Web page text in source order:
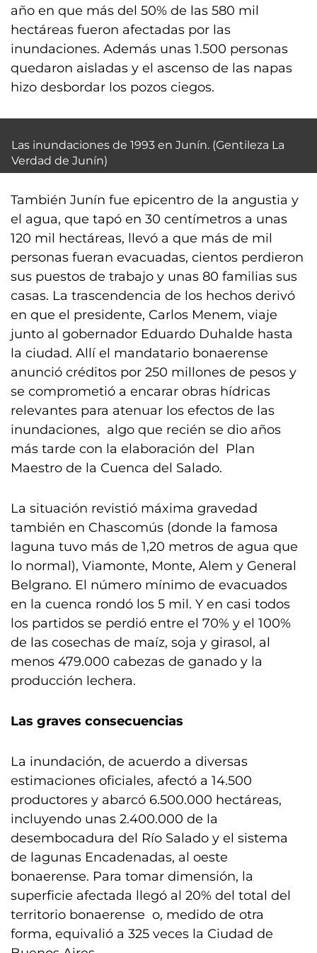
año en que más del 50% de las 580 mil
hectáreas fueron afectadas por las
inundaciones. Además unas 1.500 personas
quedaron aisladas y el ascenso de las napas
hizo desbordar los pozos ciegos.
Las inundaciones de 1993 en Junín. (Gentileza La
Verdad de Junín)
También Junín fue epicentro de la angustia y
el agua, que tapó en 30 centímetros a unas
120 mil hectáreas, llevó a que más de mil
personas fueran evacuadas, cientos perdieron
sus puestos de trabajo y unas 80 familias sus
casas. La trascendencia de los hechos derivó
en que el presidente, Carlos Menem, viaje
junto al gobernador Eduardo Duhalde hasta
la ciudad. Allí el mandatario bonaerense
anunció créditos por 250 millones de pesos y
se comprometió a encarar obras hídricas
relevantes para atenuar los efectos de las
inundaciones, algo que recién se dio años
más tarde con la elaboración del Plan
Maestro de la Cuenca del Salado.
La situación revistió máxima gravedad
también en Chascomús (donde la famosa
laguna tuvo más de 1,20 metros de agua que
lo normal), Viamonte, Monte, Alem y General
Belgrano. El número mínimo de evacuados
en la cuenca rondó los 5 mil. Y en casi todos
los partidos se perdió entre el 70% y el 100%
de las cosechas de maíz, soja y girasol, al
menos 479.000 cabezas de ganado y la
producción lechera.
Las graves consecuencias
La inundación, de acuerdo a diversas
estimaciones oficiales, afectó a 14.500
productores y abarcó 6.500.000 hectáreas,
incluyendo unas 2.400.000 de la
desembocadura del Río Salado y el sistema
de lagunas Encadenadas, al oeste
bonaerense. Para tomar dimensión, la
superficie afectada llegó al 20% del total del
territorio bonaerense o, medido de otra
forma, equivalió a 325 veces la Ciudad de